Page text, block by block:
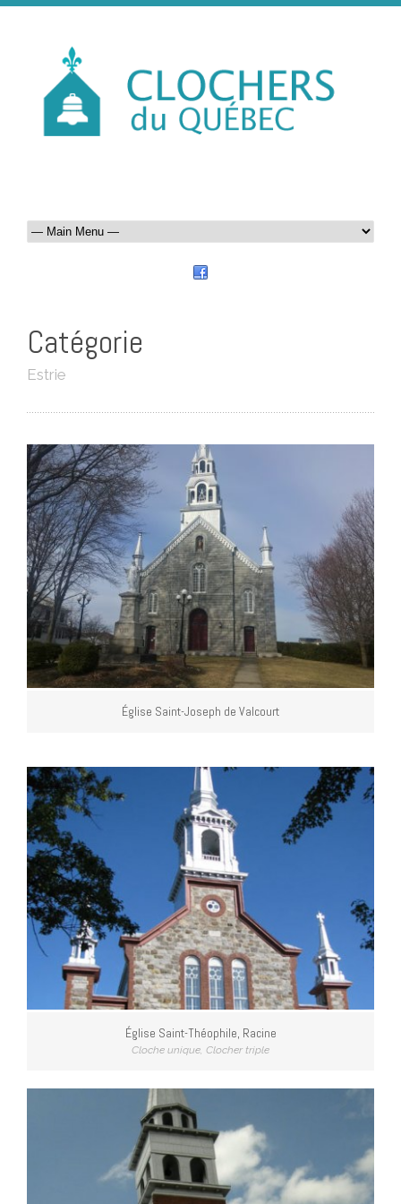
Catégorie
Estrie
Église Saint-Joseph de Valcourt
Église Saint-Théophile, Racine
Cloche unique, Clocher triple